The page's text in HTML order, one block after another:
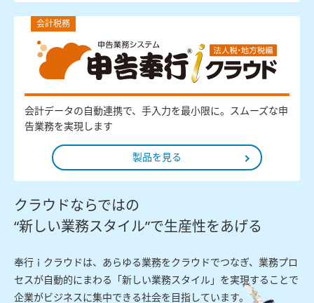
会計税務
会計データの自動連携で、手入力を最小限に。スムーズな申
告業務を実現します
製品を見る
クラウドならではの
“新しい業務スタイル”で生産性をあげる
奉行ｉクラウドは、あらゆる業務をクラウドでつなぎ、業務プロ
セスが自動的にまわる「新しい業務スタイル」を実現することで
企業がビジネスに集中できる社会を目指しています。